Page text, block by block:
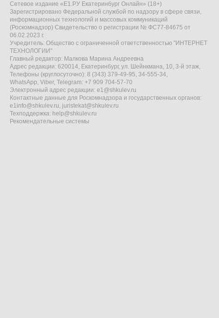
Сетевое издание «Е1.РУ Екатеринбург Онлайн» (18+)
Зарегистрировано Федеральной службой по надзору в сфере связи,
информационных технологий и массовых коммуникаций
(Роскомнадзор) Свидетельство о регистрации № ФС77-84675 от
06.02.2023 г.
Учредитель: Общество с ограниченной ответственностью "ИНТЕРНЕТ
ТЕХНОЛОГИИ"
Главный редактор: Малкова Марина Андреевна
Адрес редакции: 620014, Екатеринбург, ул. Шейнкмана, 10, 3-й этаж,
Телефоны (круглосуточно): 8 (343) 379-49-95, 34-555-34,
WhatsApp, Viber, Telegram: +7 909 704-57-70
Электронный адрес редакции: e1@shkulev.ru
Контактные данные для Роскомнадзора и государственных органов:
e1info@shkulev.ru, juristekat@shkulev.ru
Техподдержка: help@shkulev.ru
Рекомендательные системы